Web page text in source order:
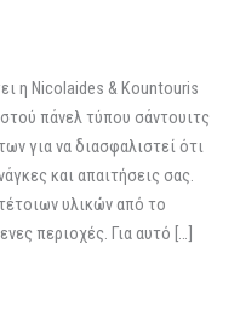
η Nicolaides & Kountouris
πάνελ τύπου σάντουιτς
για να διασφαλιστεί ότι
και απαιτήσεις σας.
υλικών από το
περιοχές. Για αυτό […]